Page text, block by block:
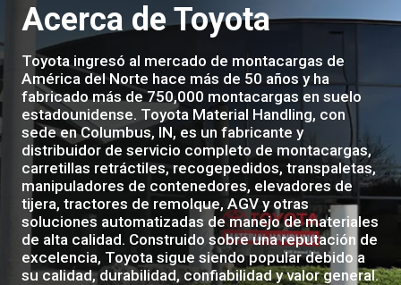
Acerca de Toyota
Toyota ingresó al mercado de montacargas de
América del Norte hace más de 50 años y ha
fabricado más de 750,000 montacargas en suelo
estadounidense. Toyota Material Handling, con
sede en Columbus, IN, es un fabricante y
distribuidor de servicio completo de montacargas,
carretillas retráctiles, recogepedidos, transpaletas,
manipuladores de contenedores, elevadores de
tijera, tractores de remolque, AGV y otras
soluciones automatizadas de manejo de materiales
de alta calidad. Construido sobre una reputación de
excelencia, Toyota sigue siendo popular debido a
su calidad, durabilidad, confiabilidad y valor general.